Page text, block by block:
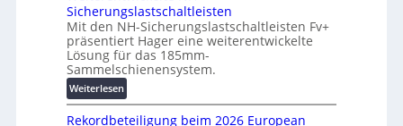
e
T
r
a
n
s
:
F
o
r
s
c
h
l
t
a
-
X
2
0
2
Sicherungslastschaltleisten
Mit den NH-Sicherungslastschaltleisten Fv+
präsentiert Hager eine weiterentwickelte
Lösung für das 185mm-
Sammelschienensystem.
Weiterlesen:
W
e
Rekordbeteiligung beim 2026 European